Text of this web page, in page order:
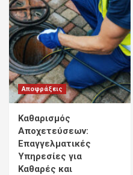
Αποφράξεις
Καθαρισμός
Αποχετεύσεων:
Επαγγελματικές
Υπηρεσίες για
Καθαρές και